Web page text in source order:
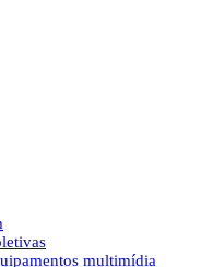
multimídia